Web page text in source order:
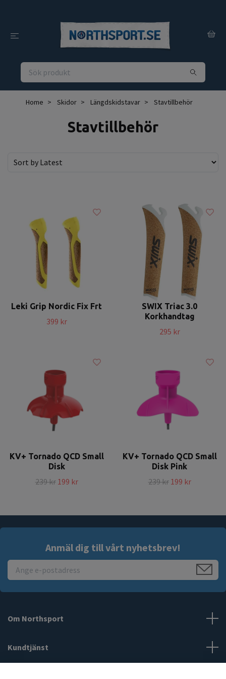
Home Skidor Längdskidstavar Stavtillbehör
Stavtillbehör
Leki Grip Nordic Fix Frt
399 kr
SWIX Triac 3.0
Korkhandtag
295 kr
KV+ Tornado QCD Small
Disk
239 kr 199 kr
KV+ Tornado QCD Small
Disk Pink
239 kr 199 kr
Anmäl dig till vårt nyhetsbrev!
Om Northsport
Kundtjänst